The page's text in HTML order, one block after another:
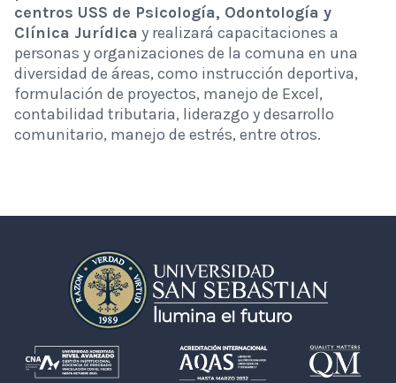
centros USS de Psicología, Odontología y
Clínica Jurídica y realizará capacitaciones a
personas y organizaciones de la comuna en una
diversidad de áreas, como instrucción deportiva,
formulación de proyectos, manejo de Excel,
contabilidad tributaria, liderazgo y desarrollo
comunitario, manejo de estrés, entre otros.